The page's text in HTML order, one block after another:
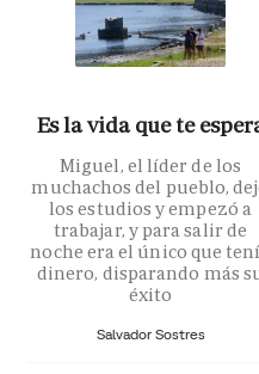
Es la vida que te
Miguel, el líder de los
muchachos del pueblo,
los estudios y empezó a
trabajar, y para salir de
noche era el único que
dinero, disparando más
éxito
Salvador Sostres